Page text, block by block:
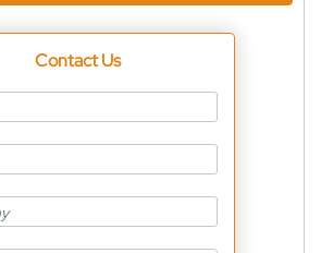
Contact Us